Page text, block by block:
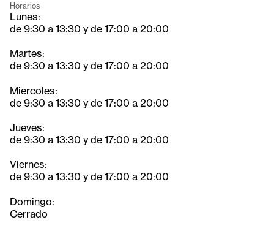
Horarios
Lunes:
de 9:30 a 13:30 y de 17:00 a 20:00
Martes:
de 9:30 a 13:30 y de 17:00 a 20:00
Miercoles:
de 9:30 a 13:30 y de 17:00 a 20:00
Jueves:
de 9:30 a 13:30 y de 17:00 a 20:00
Viernes:
de 9:30 a 13:30 y de 17:00 a 20:00
Domingo:
Cerrado